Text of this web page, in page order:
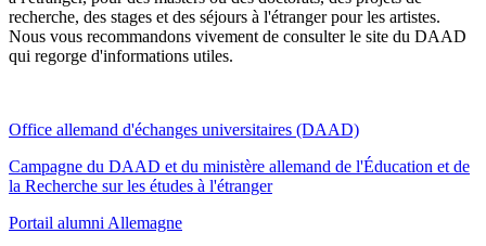
recherche, des stages et des séjours à l'étranger pour les artistes.
Nous vous recommandons vivement de consulter le site du DAAD
qui regorge d'informations utiles.
Office allemand d'échanges universitaires (DAAD)
Campagne du DAAD et du ministère allemand de l'Éducation et de
la Recherche sur les études à l'étranger
Portail alumni Allemagne